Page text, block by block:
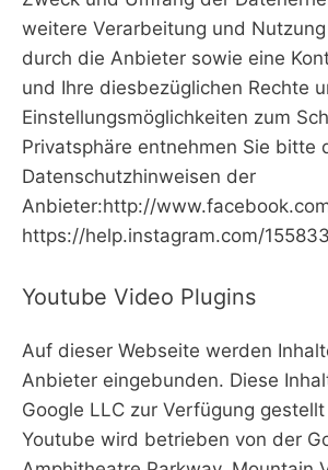
weitere Verarbeitung und
durch die Anbieter sowie eine
und Ihre diesbezüglichen Rechte
Einstellungsmöglichkeiten zum
Privatsphäre entnehmen Sie bitte
Datenschutzhinweisen der
Anbieter:http://
https://help.instagram.com/
Youtube Video Plugins
Auf dieser Webseite werden
Anbieter eingebunden. Diese
Google LLC zur Verfügung gestellt
Youtube wird betrieben von der